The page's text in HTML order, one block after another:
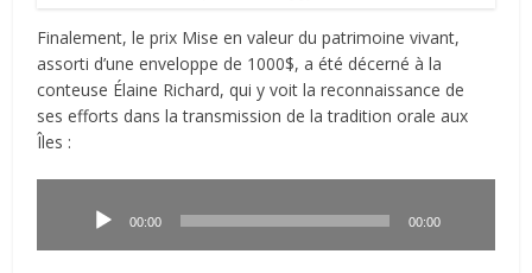
Finalement, le prix Mise en valeur du patrimoine vivant,
assorti d’une enveloppe de 1000$, a été décerné à la
conteuse Élaine Richard, qui y voit la reconnaissance de
ses efforts dans la transmission de la tradition orale aux
Îles :
00:00 00:00